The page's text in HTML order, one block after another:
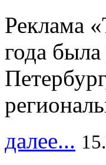
Реклама
года
далее...